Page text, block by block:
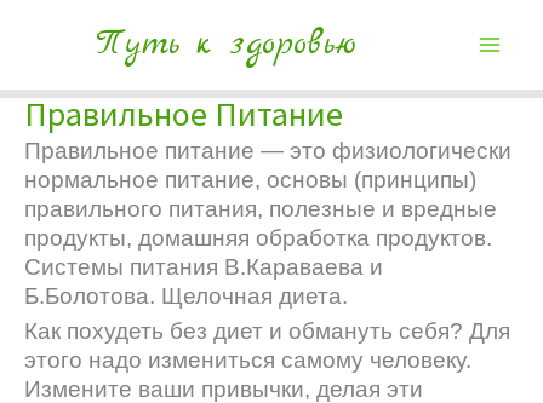
Путь к здоровью
Правильное Питание
Правильное питание — это физиологически
нормальное питание, основы (принципы)
правильного питания, полезные и вредные
продукты, домашняя обработка продуктов.
Системы питания В.Караваева и
Б.Болотова. Щелочная диета.
Как похудеть без диет и обмануть себя? Для
этого надо измениться самому человеку.
Измените ваши привычки, делая эти